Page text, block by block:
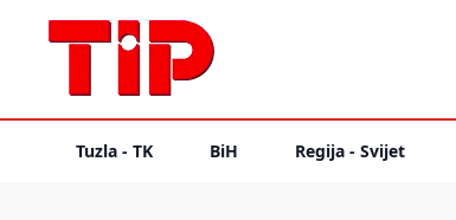
Tuzla - TK BiH Regija - Svijet